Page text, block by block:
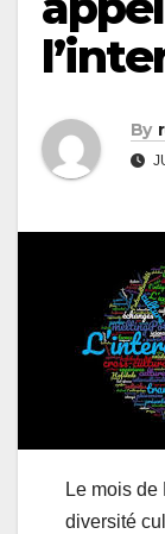
By
Le mois
diversité